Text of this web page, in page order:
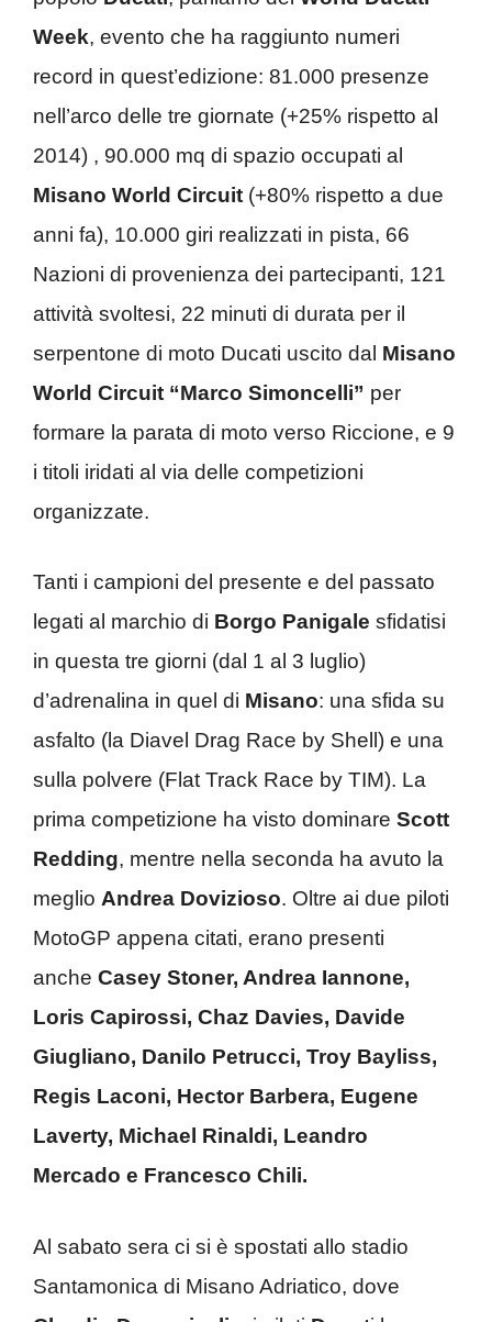
Week, evento che ha raggiunto numeri
record in quest’edizione: 81.000 presenze
nell’arco delle tre giornate (+25% rispetto al
2014) , 90.000 mq di spazio occupati al
Misano World Circuit (+80% rispetto a due
anni fa), 10.000 giri realizzati in pista, 66
Nazioni di provenienza dei partecipanti, 121
attività svoltesi, 22 minuti di durata per il
serpentone di moto Ducati uscito dal Misano
World Circuit “Marco Simoncelli” per
formare la parata di moto verso Riccione, e 9
i titoli iridati al via delle competizioni
organizzate.
Tanti i campioni del presente e del passato
legati al marchio di Borgo Panigale sfidatisi
in questa tre giorni (dal 1 al 3 luglio)
d’adrenalina in quel di Misano: una sfida su
asfalto (la Diavel Drag Race by Shell) e una
sulla polvere (Flat Track Race by TIM). La
prima competizione ha visto dominare Scott
Redding, mentre nella seconda ha avuto la
meglio Andrea Dovizioso. Oltre ai due piloti
MotoGP appena citati, erano presenti
anche Casey Stoner, Andrea Iannone,
Loris Capirossi, Chaz Davies, Davide
Giugliano, Danilo Petrucci, Troy Bayliss,
Regis Laconi, Hector Barbera, Eugene
Laverty, Michael Rinaldi, Leandro
Mercado e Francesco Chili.
Al sabato sera ci si è spostati allo stadio
Santamonica di Misano Adriatico, dove